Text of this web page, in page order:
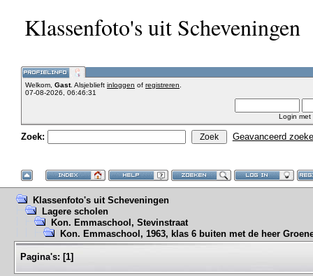
Klassenfoto's uit Scheveningen
Welkom, Gast. Alsjeblieft inloggen of registreren
07-08-2026, 06:46:31
Login met
Zoek: Geavanceerd
Klassenfoto's uit Scheveningen
Lagere scholen
Kon. Emmaschool, Stevinstraat
Kon. Emmaschool, 1963, klas 6 buiten met de heer
Pagina's: [1]